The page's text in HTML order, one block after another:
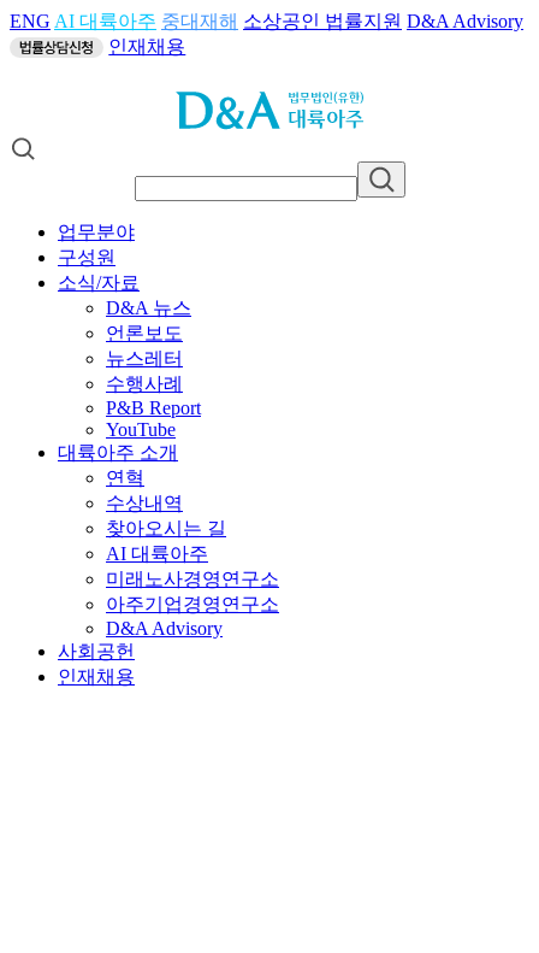
ENG AI 대륙아주 중대재해 소상공인 법률지원 D&A Advisory
인재채용
업무분야
구성원
소식/자료
D&A 뉴스
언론보도
뉴스레터
수행사례
P&B Report
YouTube
대륙아주 소개
연혁
수상내역
찾아오시는 길
AI 대륙아주
미래노사경영연구소
아주기업경영연구소
D&A Advisory
사회공헌
인재채용